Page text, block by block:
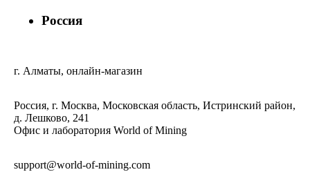
Россия
г. Алматы, онлайн-магазин
Россия, г. Москва, Московская область, Истринский район,
д. Лешково, 241
Офис и лаборатория World of Mining
support@world-of-mining.com